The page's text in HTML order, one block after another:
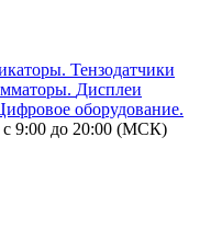
Тензодатчики
Дисплеи
с 9:00 до 20:00 (МСК)